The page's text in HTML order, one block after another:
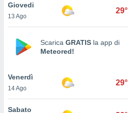
un
la
nella
Giovedi
13 Ago
29°
Scarica GRATIS la app di
Meteored!
Venerdì
14 Ago
29°
Sabato